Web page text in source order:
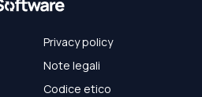
Privacy policy
Note legali
Codice etico